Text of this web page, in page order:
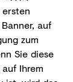
auf
zum
Sie diese
Ihrem